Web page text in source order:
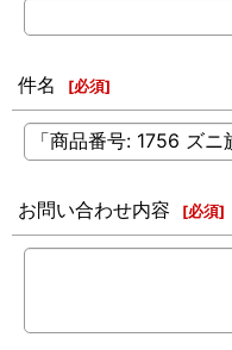
件名 [必須]
お問い合わせ内容 [必須]